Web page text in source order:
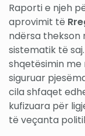
Raporti e njeh
aprovimit të
ndërsa thekson
sistematik të
shqetësimin
siguruar
cila shfaqet
kufizuara për
të veçanta